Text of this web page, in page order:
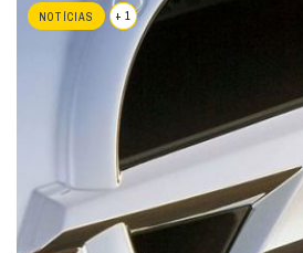
NOTÍCIAS + 1